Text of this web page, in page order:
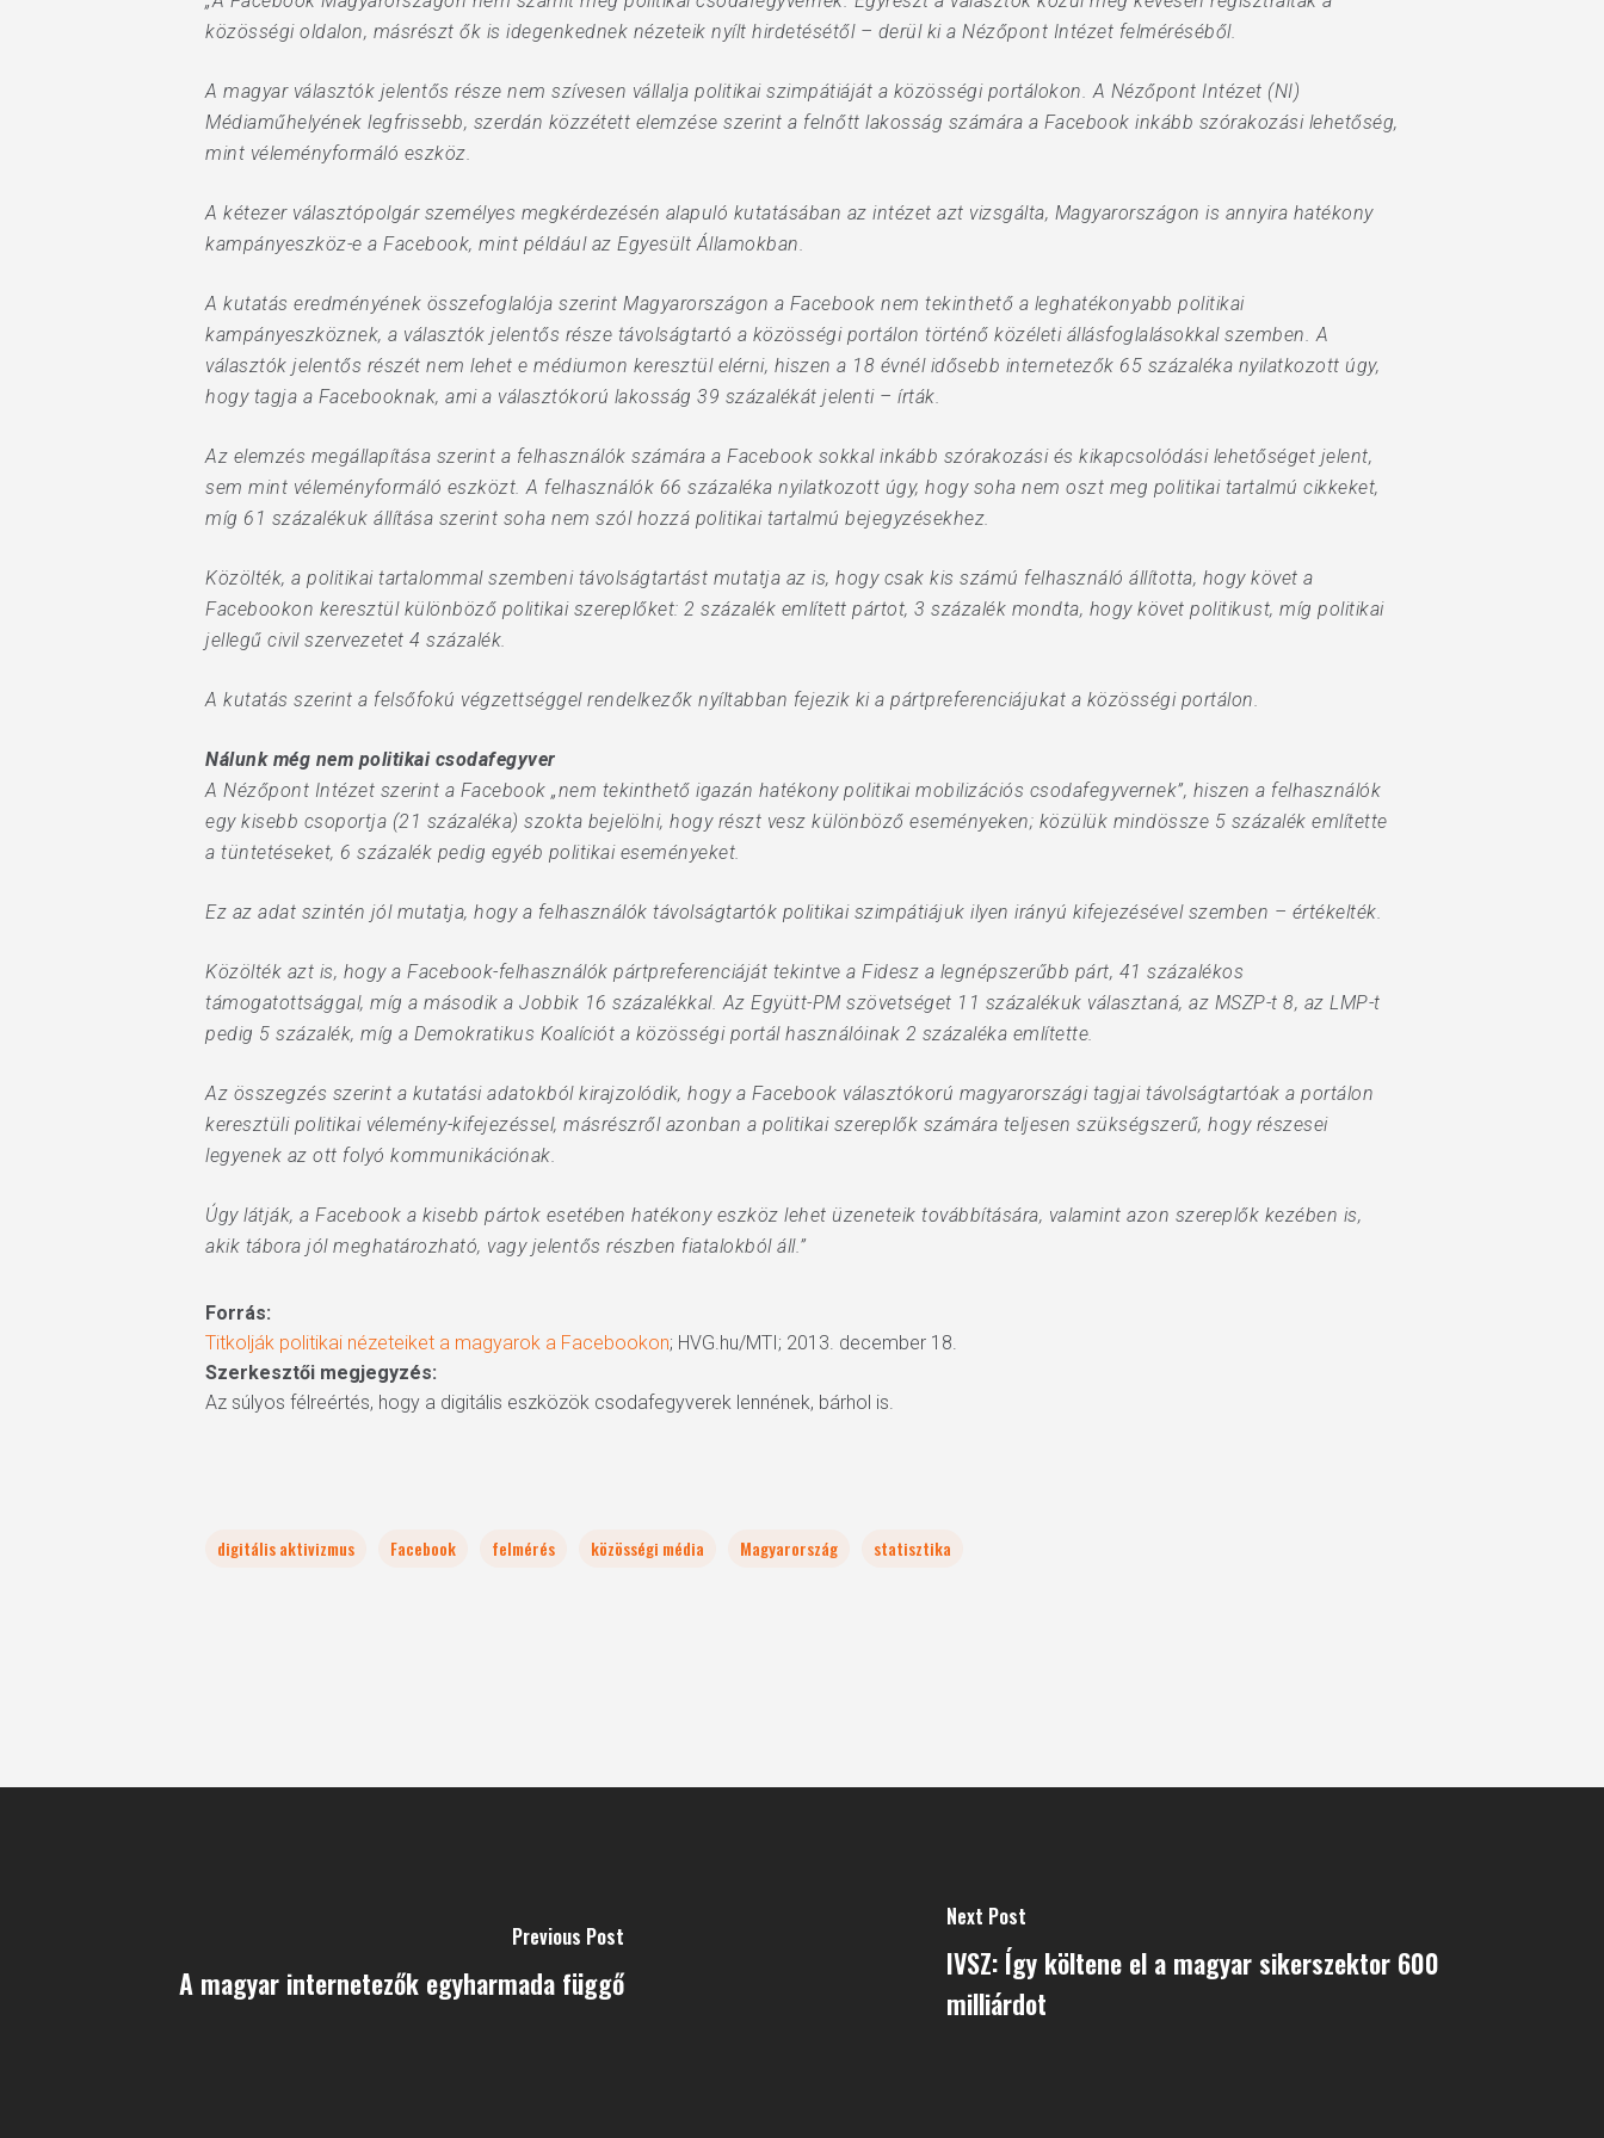
Hit enter to search or ESC to close
közösségi oldalon, másrészt ők is idegenkednek nézeteik nyílt hirdetésétől – derül ki a Nézőpont Intézet felméréséből.
A magyar választók jelentős része nem szívesen vállalja politikai szimpátiáját a közösségi portálokon. A Nézőpont Intézet (NI)
Médiaműhelyének legfrissebb, szerdán közzétett elemzése szerint a felnőtt lakosság számára a Facebook inkább szórakozási lehetőség,
mint véleményformáló eszköz.
A kétezer választópolgár személyes megkérdezésén alapuló kutatásában az intézet azt vizsgálta, Magyarországon is annyira hatékony
kampányeszköz-e a Facebook, mint például az Egyesült Államokban.
A kutatás eredményének összefoglalója szerint Magyarországon a Facebook nem tekinthető a leghatékonyabb politikai
kampányeszköznek, a választók jelentős része távolságtartó a közösségi portálon történő közéleti állásfoglalásokkal szemben. A
választók jelentős részét nem lehet e médiumon keresztül elérni, hiszen a 18 évnél idősebb internetezők 65 százaléka nyilatkozott úgy,
hogy tagja a Facebooknak, ami a választókorú lakosság 39 százalékát jelenti – írták.
Az elemzés megállapítása szerint a felhasználók számára a Facebook sokkal inkább szórakozási és kikapcsolódási lehetőséget jelent,
sem mint véleményformáló eszközt. A felhasználók 66 százaléka nyilatkozott úgy, hogy soha nem oszt meg politikai tartalmú cikkeket,
míg 61 százalékuk állítása szerint soha nem szól hozzá politikai tartalmú bejegyzésekhez.
Közölték, a politikai tartalommal szembeni távolságtartást mutatja az is, hogy csak kis számú felhasználó állította, hogy követ a
Facebookon keresztül különböző politikai szereplőket: 2 százalék említett pártot, 3 százalék mondta, hogy követ politikust, míg politikai
jellegű civil szervezetet 4 százalék.
A kutatás szerint a felsőfokú végzettséggel rendelkezők nyíltabban fejezik ki a pártpreferenciájukat a közösségi portálon.
Nálunk még nem politikai csodafegyver
A Nézőpont Intézet szerint a Facebook „nem tekinthető igazán hatékony politikai mobilizációs csodafegyvernek”, hiszen a felhasználók
egy kisebb csoportja (21 százaléka) szokta bejelölni, hogy részt vesz különböző eseményeken; közülük mindössze 5 százalék említette
a tüntetéseket, 6 százalék pedig egyéb politikai eseményeket.
Ez az adat szintén jól mutatja, hogy a felhasználók távolságtartók politikai szimpátiájuk ilyen irányú kifejezésével szemben – értékelték.
Közölték azt is, hogy a Facebook-felhasználók pártpreferenciáját tekintve a Fidesz a legnépszerűbb párt, 41 százalékos
támogatottsággal, míg a második a Jobbik 16 százalékkal. Az Együtt-PM szövetséget 11 százalékuk választaná, az MSZP-t 8, az LMP-t
pedig 5 százalék, míg a Demokratikus Koalíciót a közösségi portál használóinak 2 százaléka említette.
Az összegzés szerint a kutatási adatokból kirajzolódik, hogy a Facebook választókorú magyarországi tagjai távolságtartóak a portálon
keresztüli politikai vélemény-kifejezéssel, másrészről azonban a politikai szereplők számára teljesen szükségszerű, hogy részesei
legyenek az ott folyó kommunikációnak.
Úgy látják, a Facebook a kisebb pártok esetében hatékony eszköz lehet üzeneteik továbbítására, valamint azon szereplők kezében is,
akik tábora jól meghatározható, vagy jelentős részben fiatalokból áll.”
Forrás:
Titkolják politikai nézeteiket a magyarok a Facebookon; HVG.hu/MTI; 2013. december 18.
Szerkesztői megjegyzés:
Az súlyos félreértés, hogy a digitális eszközök csodafegyverek lennének, bárhol is.
digitális aktivizmus Facebook felmérés közösségi média Magyarország statisztika
Previous Post
A magyar internetezők egyharmada függő
Next Post
IVSZ: Így költene el a magyar sikerszektor 600
milliárdot